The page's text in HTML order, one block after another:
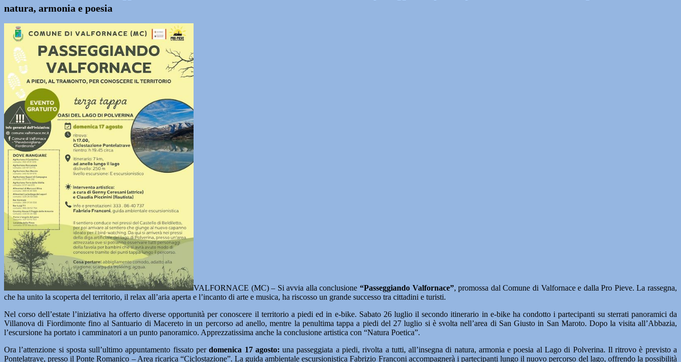
natura, armonia e poesia
VALFORNACE (MC) – Si avvia alla conclusione“Passeggiando Valfornace”, promossa dal Comune di Valfornace e dalla Pro Pieve. La rassegna,
che ha unito la scoperta del territorio, il relax all’aria aperta e l’incanto di arte e musica, ha riscosso un grande successo tra cittadini e turisti.
Nel corso dell’estate l’iniziativa ha offerto diverse opportunità per conoscere il territorio a piedi ed in e-bike. Sabato 26 luglio il secondo itinerario in e-bike ha condotto i partecipanti su sterrati panoramici da
Villanova di Fiordimonte fino al Santuario di Macereto in un percorso ad anello, mentre la penultima tappa a piedi del 27 luglio si è svolta nell’area di San Giusto in San Maroto. Dopo la visita all’Abbazia,
l’escursione ha portato i camminatori a un punto panoramico. Apprezzatissima anche la conclusione artistica con “Natura Poetica”.
Ora l’attenzione si sposta sull’ultimo appuntamento fissato perdomenica 17 agosto: una passeggiata a piedi, rivolta a tutti, all’insegna di natura, armonia e poesia al Lago di Polverina. Il ritrovo è previsto a
Pontelatrave, presso il Ponte Romanico – Area ricarica “Ciclostazione”. La guida ambientale escursionistica Fabrizio Franconi accompagnerà i partecipanti lungo il nuovo percorso del lago, offrendo la possibilità